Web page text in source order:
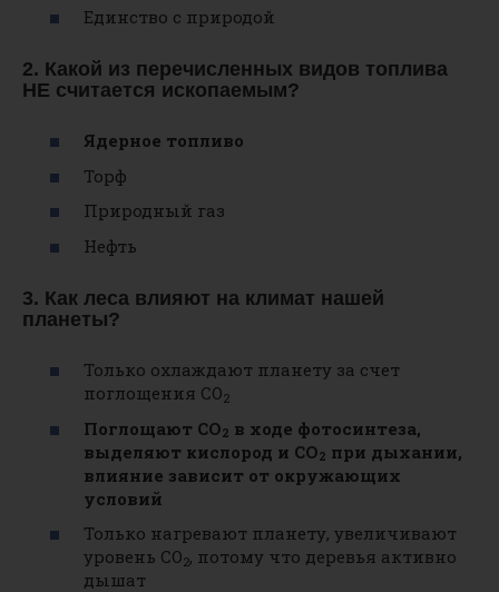
Единство с природой
2. Какой из перечисленных видов топлива
НЕ считается ископаемым?
Ядерное топливо
Торф
Природный газ
Нефть
3. Как леса влияют на климат нашей
планеты?
Только охлаждают планету за счет
поглощения CO2
Поглощают CO2 в ходе фотосинтеза,
выделяют кислород и CO2 при дыхании,
влияние зависит от окружающих
условий
Только нагревают планету, увеличивают
уровень CO2, потому что деревья активно
дышат